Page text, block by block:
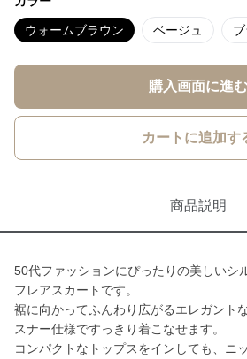
ウォームブラウン ベージュ
購入画面に進む
カートに追加す
商品説明
50代ファッションにぴったりの美しいシ
フレアスカートです。
裾に向かってふんわり広がるエレガント
スナー仕様ですっきり着こなせます。
コンパクトなトップスをインしても、ニ